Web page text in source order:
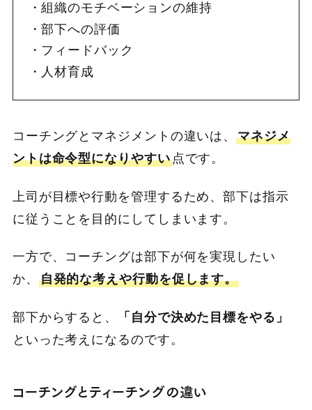
組織のモチベーションの維持
部下への評価
フィードバック
人材育成
コーチングとマネジメントの違いは、マネジメ
ントは命令型になりやすい点です。
上司が目標や行動を管理するため、部下は指示
に従うことを目的にしてしまいます。
一方で、コーチングは部下が何を実現したい
か、 自発的な考えや行動を促します。
部下からすると、
「自分で決めた目標をやる」
といった考えになるのです。
コーチングとティーチングの違い